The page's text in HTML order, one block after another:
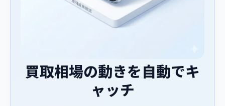
買取相場の動きを自動でキ
ャッチ